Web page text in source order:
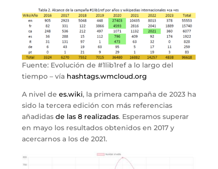
Fuente: Evolución de #1lib1ref a lo largo del
tiempo – vía hashtags.wmcloud.org
A nivel de es.wiki, la primera campaña de 2023 ha
sido la tercera edición con más referencias
añadidas de las 8 realizadas. Esperamos superar
en mayo los resultados obtenidos en 2017 y
acercarnos a los de 2021.